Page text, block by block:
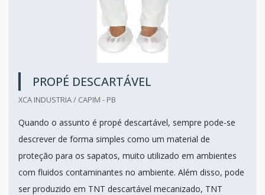
PROPÉ DESCARTÁVEL
XCA INDUSTRIA / CAPIM - PB
Quando o assunto é propé descartável, sempre pode-se
descrever de forma simples como um material de
proteção para os sapatos, muito utilizado em ambientes
com fluidos contaminantes no ambiente. Além disso, pode
ser produzido em TNT descartável mecanizado, TNT